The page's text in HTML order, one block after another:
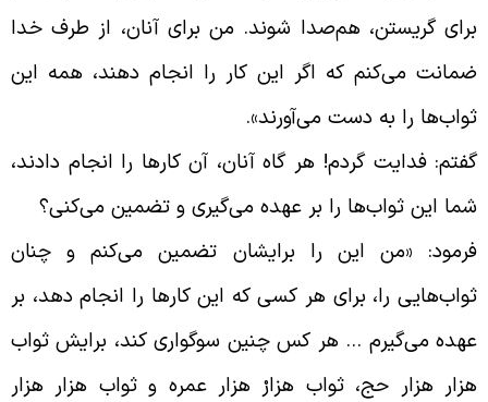
گریستن، هم‌صدا شوند. من براى آنان، از طرف خدا
می‌کنم که اگر این کار را انجام دهند، همه این
را به دست می‌آورند».
فدایت گردم! هر گاه آنان، آن کارها را انجام دادند،
این ثواب‌ها را بر عهده می‌گیرى و تضمین می‌کنى؟
«من این را برایشان تضمین می‌کنم و چنان
را، براى هر کسى که این کارها را انجام دهد، بر
می‌گیرم … هر کس چنین سوگوارى کند، برایش ثواب
هزار حج، ثواب هزارْ هزار عمره و ثواب هزار هزار